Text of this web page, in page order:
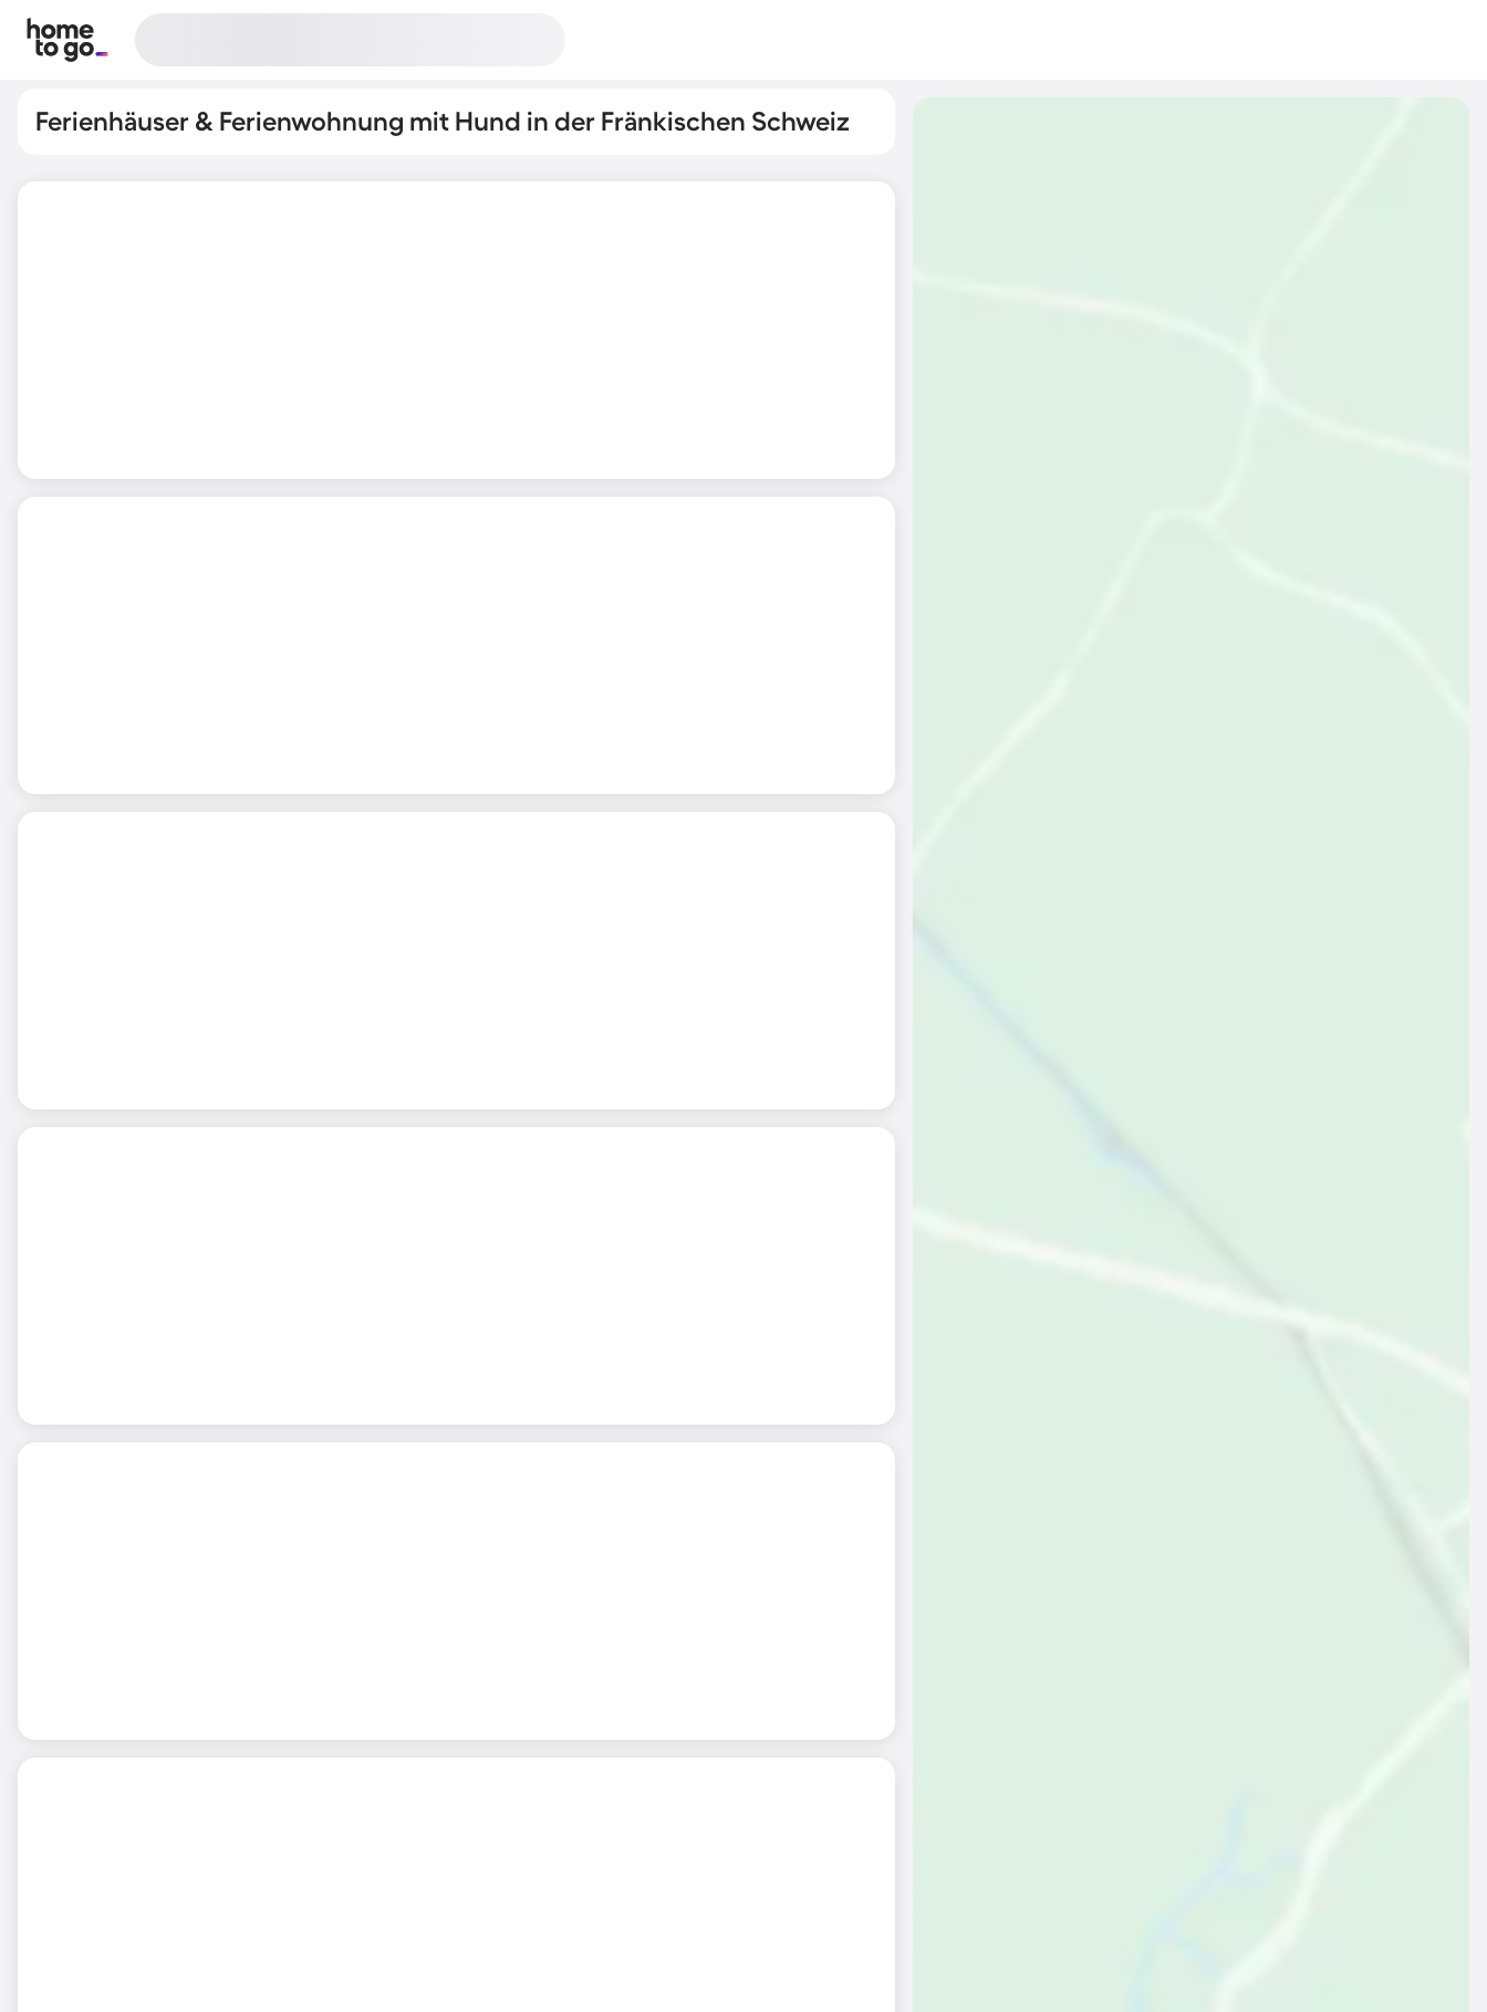
Ferienhäuser & Ferienwohnung mit Hund in der Fränkischen Schweiz